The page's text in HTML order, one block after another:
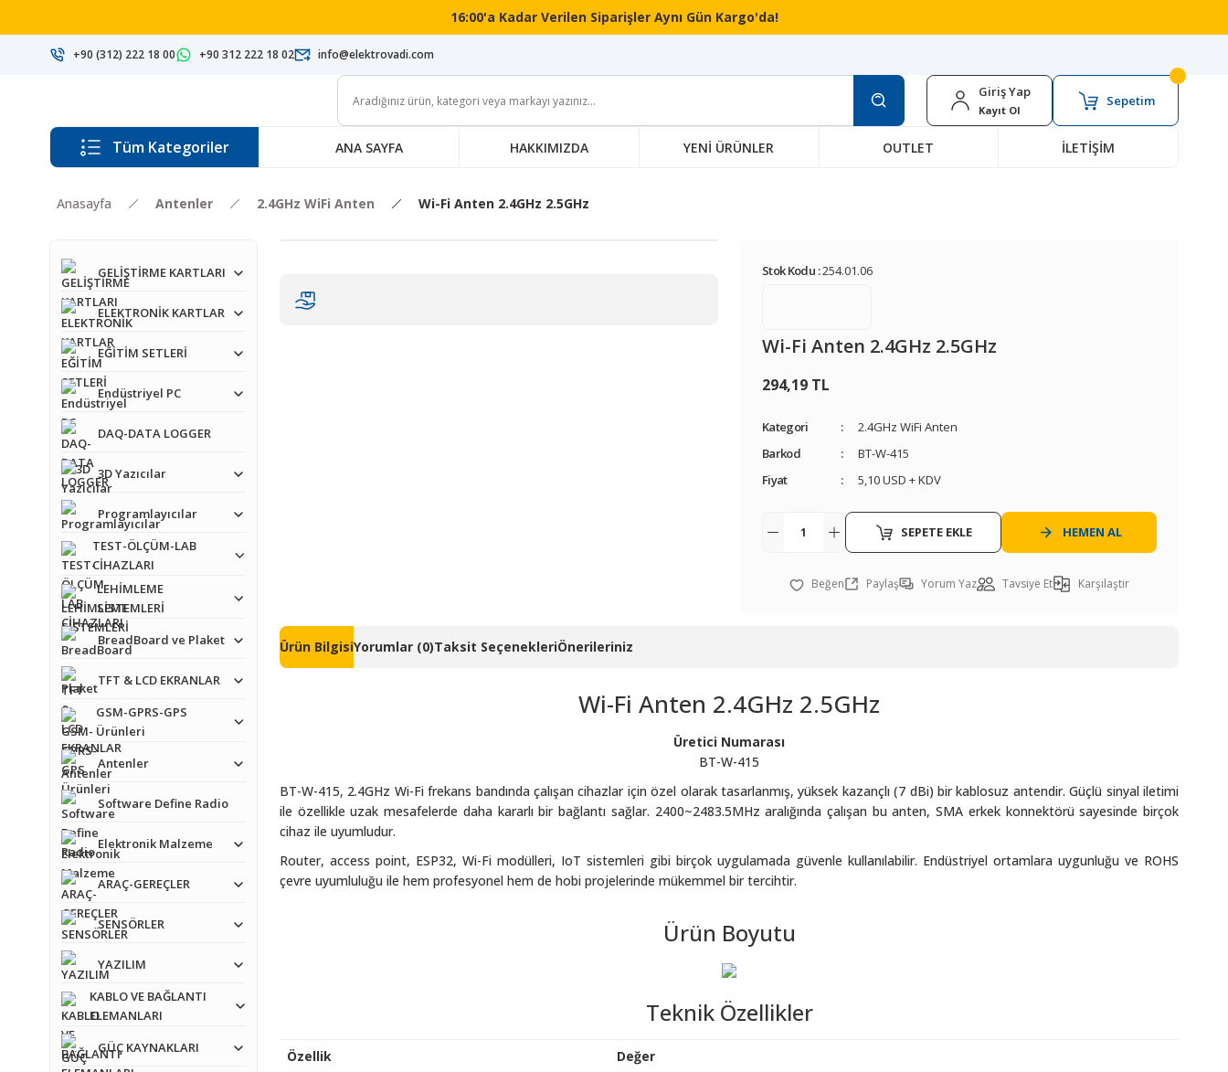
16:00'a Kadar Verilen Siparişler Aynı Gün Kargo'da!
+90 (312) 222 18 00 +90 312 222 18 02 info@elektrovadi.com
Giriş Yap
Kayıt Ol
Sepetim
Tüm Kategoriler ANA SAYFA HAKKIMIZDA YENİ ÜRÜNLER OUTLET İLETİŞİM
Anasayfa Antenler 2.4GHz WiFi Anten Wi-Fi Anten 2.4GHz 2.5GHz
GELİŞTİRME KARTLARI
ELEKTRONİK KARTLAR
EĞİTİM SETLERİ
Endüstriyel PC
DAQ-DATA LOGGER
3D Yazıcılar
Programlayıcılar
TEST-ÖLÇÜM-LAB
CİHAZLARI
LEHİMLEME
SİSTEMLERİ
BreadBoard ve Plaket
TFT & LCD EKRANLAR
GSM-GPRS-GPS
Ürünleri
Antenler
Software Define Radio
Elektronik Malzeme
ARAÇ-GEREÇLER
SENSÖRLER
YAZILIM
KABLO VE BAĞLANTI
ELEMANLARI
GÜÇ KAYNAKLARI
Stok Kodu :254.01.06
Wi-Fi Anten 2.4GHz 2.5GHz
294,19 TL
Kategori
2.4GHz WiFi Anten
Barkod
BT-W-415
Fiyat
5,10 USD + KDV
SEPETE EKLE HEMEN AL
Paylaş Yorum Yaz Tavsiye Et Karşılaştır
Ürün BilgisiYorumlar (0)Taksit SeçenekleriÖnerileriniz
Wi-Fi Anten 2.4GHz 2.5GHz
Üretici Numarası
BT-W-415
BT-W-415, 2.4GHz Wi-Fi frekans bandında çalışan cihazlar için özel olarak tasarlanmış, yüksek kazançlı (7 dBi) bir kablosuz antendir. Güçlü sinyal iletimi
ile özellikle uzak mesafelerde daha kararlı bir bağlantı sağlar. 2400~2483.5MHz aralığında çalışan bu anten, SMA erkek konnektörü sayesinde birçok
cihaz ile uyumludur.
Router, access point, ESP32, Wi-Fi modülleri, IoT sistemleri gibi birçok uygulamada güvenle kullanılabilir. Endüstriyel ortamlara uygunluğu ve ROHS
çevre uyumluluğu ile hem profesyonel hem de hobi projelerinde mükemmel bir tercihtir.
Ürün Boyutu
Teknik Özellikler
Özellik
Değer